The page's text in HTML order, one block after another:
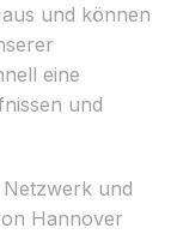
und können
eine
und
und
Hannover